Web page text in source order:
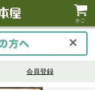
かご
会員登録